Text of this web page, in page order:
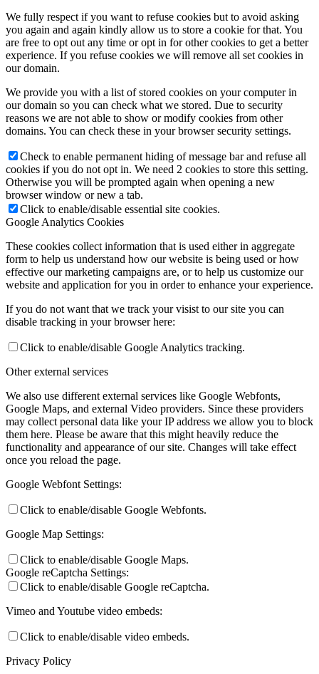
We fully respect if you want to refuse cookies but to avoid asking
you again and again kindly allow us to store a cookie for that. You
are free to opt out any time or opt in for other cookies to get a better
experience. If you refuse cookies we will remove all set cookies in
our domain.
We provide you with a list of stored cookies on your computer in
our domain so you can check what we stored. Due to security
reasons we are not able to show or modify cookies from other
domains. You can check these in your browser security settings.
Check to enable permanent hiding of message bar and refuse all
cookies if you do not opt in. We need 2 cookies to store this setting.
Otherwise you will be prompted again when opening a new
browser window or new a tab.
Click to enable/disable essential site cookies.
Google Analytics Cookies
These cookies collect information that is used either in aggregate
form to help us understand how our website is being used or how
effective our marketing campaigns are, or to help us customize our
website and application for you in order to enhance your experience.
If you do not want that we track your visist to our site you can
disable tracking in your browser here:
Click to enable/disable Google Analytics tracking.
Other external services
We also use different external services like Google Webfonts,
Google Maps, and external Video providers. Since these providers
may collect personal data like your IP address we allow you to block
them here. Please be aware that this might heavily reduce the
functionality and appearance of our site. Changes will take effect
once you reload the page.
Google Webfont Settings:
Click to enable/disable Google Webfonts.
Google Map Settings:
Click to enable/disable Google Maps.
Google reCaptcha Settings:
Click to enable/disable Google reCaptcha.
Vimeo and Youtube video embeds:
Click to enable/disable video embeds.
Privacy Policy